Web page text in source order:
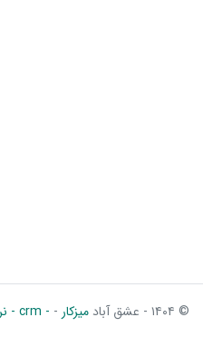
© ۱۴۰۴ - عشق آباد میزکار - - crm - نرم افزار ابری مدیریت کسب و کار